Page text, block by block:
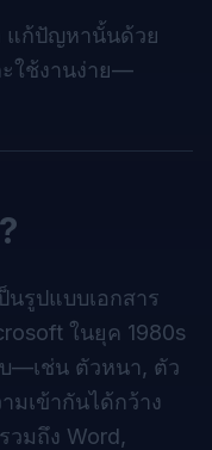
แก้ปัญหานั้นด้วย
ใช้งานง่าย—
นรูปแบบเอกสาร
ในยุค 1980s
—เช่น ตัวหนา, ตัว
เข้ากันได้กว้าง
วมถึง Word,